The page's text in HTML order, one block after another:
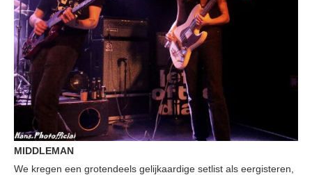
MIDDLEMAN
We kregen een grotendeels gelijkaardige setlist als eergisteren,